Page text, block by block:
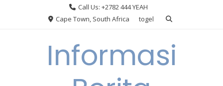
Call Us: +2782 444 YEAH
Cape Town, South Africa
togel
Informasi